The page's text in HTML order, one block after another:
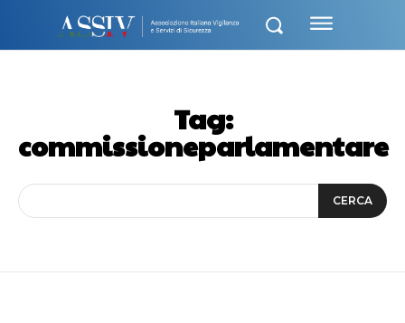
Tag:
commissioneparlamentare
CERCA